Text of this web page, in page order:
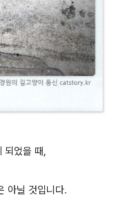
되었을 때,
아닐 것입니다.